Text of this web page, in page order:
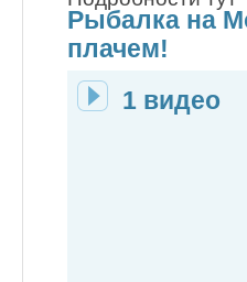
Рыбалка на
плачем!
1 видео